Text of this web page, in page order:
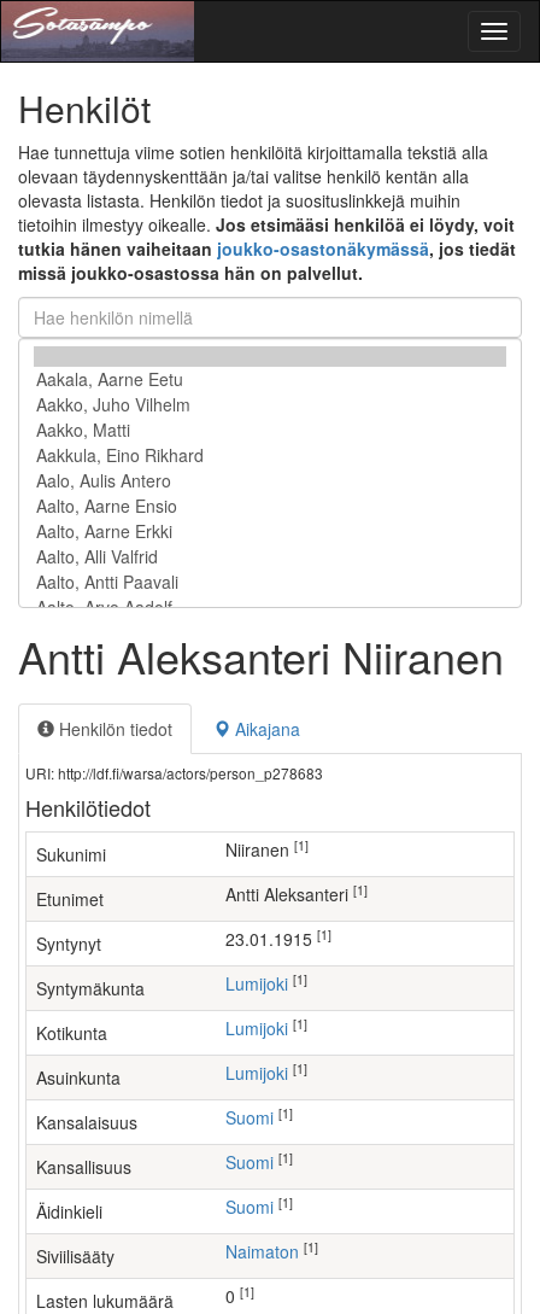
Henkilöt
Hae tunnettuja viime sotien henkilöitä kirjoittamalla tekstiä alla
olevaan täydennyskenttään ja/tai valitse henkilö kentän alla
olevasta listasta. Henkilön tiedot ja suosituslinkkejä muihin
tietoihin ilmestyy oikealle. Jos etsimääsi henkilöä ei löydy, voit
tutkia hänen vaiheitaan joukko-osastonäkymässä, jos tiedät
missä joukko-osastossa hän on palvellut.
Antti Aleksanteri Niiranen
Henkilön tiedot Aikajana
URI: http://ldf.fi/warsa/actors/person_p278683
Henkilötiedot
Sukunimi Niiranen [1]
Etunimet Antti Aleksanteri [1]
Syntynyt 23.01.1915 [1]
Syntymäkunta Lumijoki [1]
Kotikunta Lumijoki [1]
Asuinkunta Lumijoki [1]
Kansalaisuus Suomi [1]
Kansallisuus Suomi [1]
Äidinkieli Suomi [1]
Siviilisääty Naimaton [1]
Lasten lukumäärä [1]